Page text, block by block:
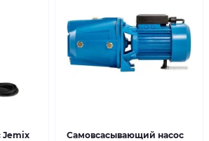
Jemix
Самовсасывающий насос